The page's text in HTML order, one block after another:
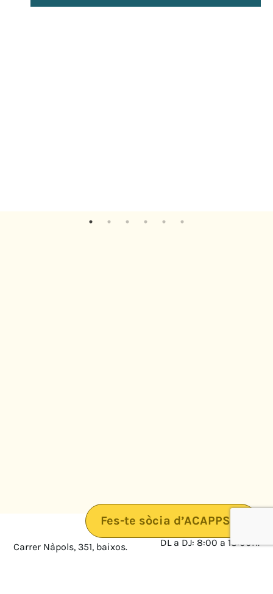
Fes-te sòcia d’ACAPPS
Carrer Nàpols, 351, baixos.
08025 · Barcelona
DL a DJ: 8:00 a 18:00h.